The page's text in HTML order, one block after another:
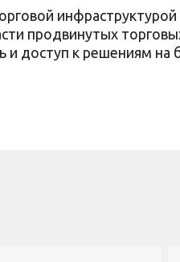
продвинутых
и доступ к решениям на